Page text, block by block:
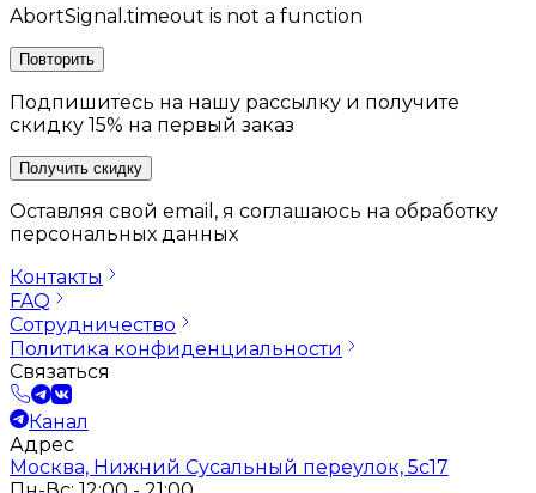
AbortSignal.timeout is not a function
Повторить
Подпишитесь на нашу рассылку и получите
скидку 15% на первый заказ
Получить скидку
Оставляя свой email, я соглашаюсь на обработку
персональных данных
Контакты
FAQ
Сотрудничество
Политика конфиденциальности
Связаться
Канал
Адрес
Москва, Нижний Сусальный переулок, 5с17